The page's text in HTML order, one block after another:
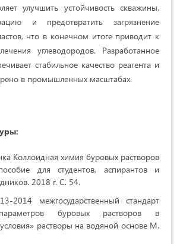
улучшить устойчивость скважины,
и предотвратить загрязнение
что в конечном итоге приводит к
углеводородов. Разработанное
стабильное качество реагента и
в промышленных масштабах.
Коллоидная химия буровых растворов
для студентов, аспирантов и
2018 г. С. 54.
2014 межгосударственный стандарт
буровых растворов в
растворы на водяной основе М.